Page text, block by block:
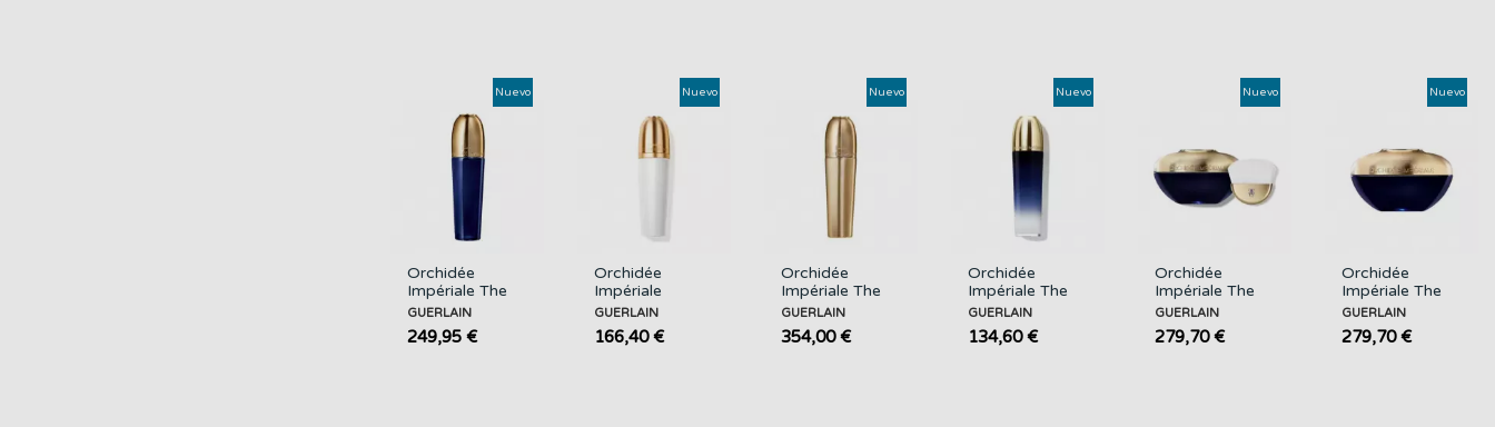
Orchidée
Impériale The
Emulsion
GUERLAIN
GUERLAIN
249,95 €
Nuevo
Orchidée
Impériale
Brightening The
Eye Serum
GUERLAIN
GUERLAIN
166,40 €
Nuevo
Orchidée
Impériale The
Sleeping Serum
GUERLAIN
GUERLAIN
354,00 €
Nuevo
Orchidée
Impériale The
Essence-lotion
Concentrate
GUERLAIN
GUERLAIN
134,60 €
Nuevo
Orchidée
Impériale The
Mask
GUERLAIN
GUERLAIN
279,70 €
Nuevo
Orchidée
Impériale The
Neck And
Décolleté
Cream
GUERLAIN
279,70 €
Nuevo